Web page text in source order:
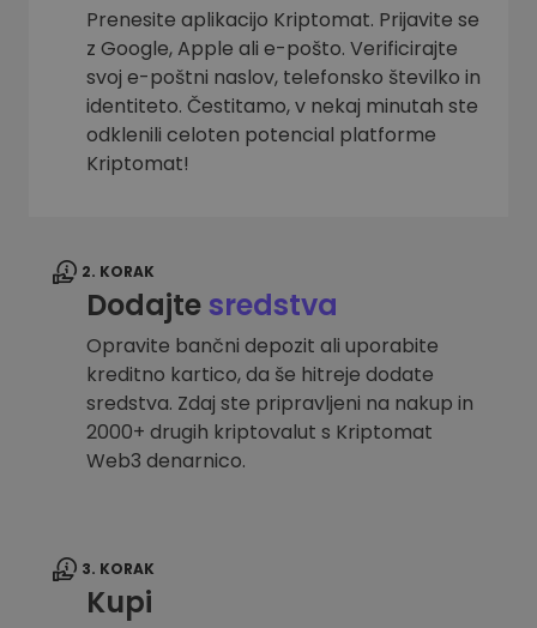
Prenesite aplikacijo Kriptomat. Prijavite se
z Google, Apple ali e-pošto. Verificirajte
svoj e-poštni naslov, telefonsko številko in
identiteto. Čestitamo, v nekaj minutah ste
odklenili celoten potencial platforme
Kriptomat!
2. KORAK
Dodajtesredstva
Opravite bančni depozit ali uporabite
kreditno kartico, da še hitreje dodate
sredstva. Zdaj ste pripravljeni na nakup in
2000+ drugih kriptovalut s Kriptomat
Web3 denarnico.
3. KORAK
Kupi